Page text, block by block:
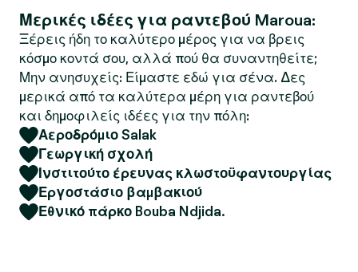
Μερικές ιδέες για ραντεβού Maroua:
Ξέρεις ήδη το καλύτερο μέρος για να βρεις
κόσμο κοντά σου, αλλά πού θα συναντηθείτε;
Μην ανησυχείς: Είμαστε εδώ για σένα. Δες
μερικά από τα καλύτερα μέρη για ραντεβού
και δημοφιλείς ιδέες για την πόλη:
Αεροδρόμιο Salak
Γεωργική σχολή
Ινστιτούτο έρευνας κλωστοϋφαντουργίας
Εργοστάσιο βαμβακιού
Εθνικό πάρκο Bouba Ndjida.